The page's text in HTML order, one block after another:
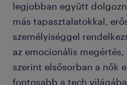
legjobban együtt
más tapasztalatokkal,
személyiséggel
az emocionális
szerint elsősorban a nők
fontosabb a tech